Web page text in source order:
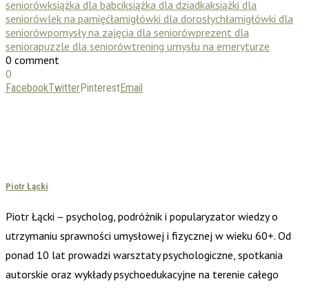
seniorówksiążka dla babciksiążka dla dziadkaksiążki dla
seniorówlek na pamięćłamigłówki dla dorosłychłamigłówki dla
seniorówpomysły na zajęcia dla seniorówprezent dla
seniorapuzzle dla seniorówtrening umysłu na emeryturze
0 comment
0
FacebookTwitterPinterestEmail
Piotr Łącki
Piotr Łącki – psycholog, podróżnik i popularyzator wiedzy o
utrzymaniu sprawności umysłowej i fizycznej w wieku 60+. Od
ponad 10 lat prowadzi warsztaty psychologiczne, spotkania
autorskie oraz wykłady psychoedukacyjne na terenie całego